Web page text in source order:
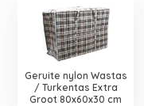
Geruite nylon Wastas
/ Turkentas Extra
Groot 80x60x30 cm